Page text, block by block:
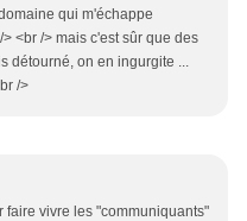
qui m'échappe
<br /> mais c'est sûr que des
détourné, on en ingurgite ...
/>
faire vivre les "communiquants"